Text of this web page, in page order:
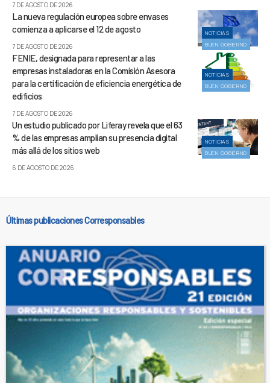
7 DE AGOSTO DE 2026
NOTICIAS
BUEN GOBIERNO
La nueva regulación europea sobre envases
comienza a aplicarse el 12 de agosto
7 DE AGOSTO DE 2026
NOTICIAS
BUEN GOBIERNO
FENIE, designada para representar a las
empresas instaladoras en la Comisión Asesora
para la certificación de eficiencia energética de
edificios
7 DE AGOSTO DE 2026
NOTICIAS
BUEN GOBIERNO
Un estudio publicado por Liferay revela que el 63
% de las empresas amplían su presencia digital
más allá de los sitios web
6 DE AGOSTO DE 2026
Últimas publicaciones Corresponsables